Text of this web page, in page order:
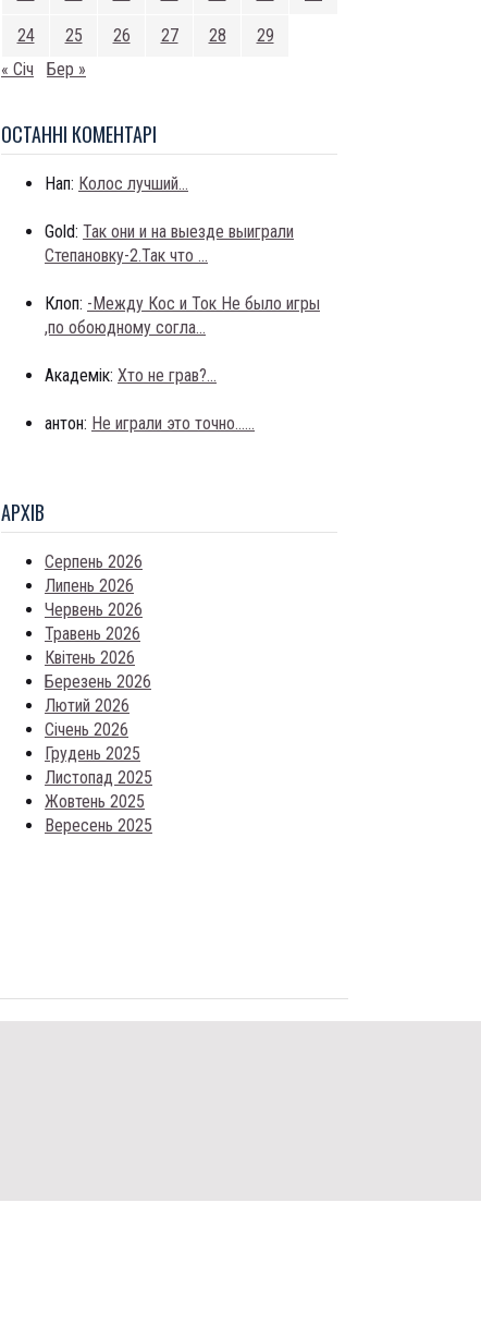
24 25 26 27 28
29
« Січ
Бер »
ОСТАННI КОМЕНТАРI
Нап: Колос лучший...
Gold: Так они и на выезде выиграли
Степановку-2.Так что ...
Клоп: -Между Кос и Ток Не было игры
,по обоюдному согла...
Академік: Хто не грав?...
антон: Не играли это точно......
АРХIВ
Серпень 2026
Липень 2026
Червень 2026
Травень 2026
Квітень 2026
Березень 2026
Лютий 2026
Січень 2026
Грудень 2025
Листопад 2025
Жовтень 2025
Вересень 2025